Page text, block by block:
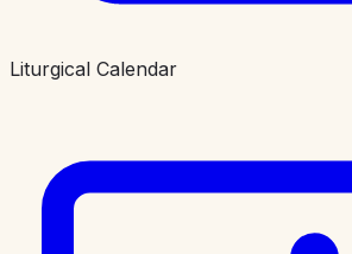
Liturgical Calendar